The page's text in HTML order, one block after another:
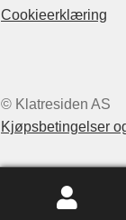
Cookieerklæring
© Klatresiden AS
Kjøpsbetingelser